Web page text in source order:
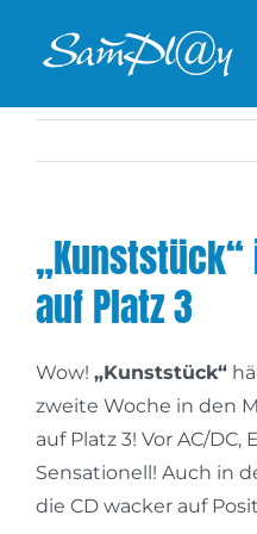
Inhalt
auf Platz 3
Wow! „Kunststück“
zweite Woche in den
auf Platz 3! Vor AC/DC,
Sensationell! Auch in
die CD wacker auf